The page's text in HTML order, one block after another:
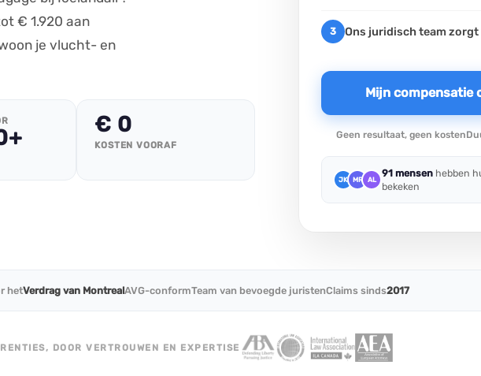
€ 1.920 aan
je vlucht- en
€ 0
KOSTEN VOORAF
3 Ons juridisch team
Mijn compensatie
Geen resultaat, geen kosten
JK MR AL
91 mensen hebben
bekeken
hetVerdrag van MontrealAVG-conformTeam van bevoegde juristenClaims sinds2017
DOOR VERTROUWEN EN EXPERTISE